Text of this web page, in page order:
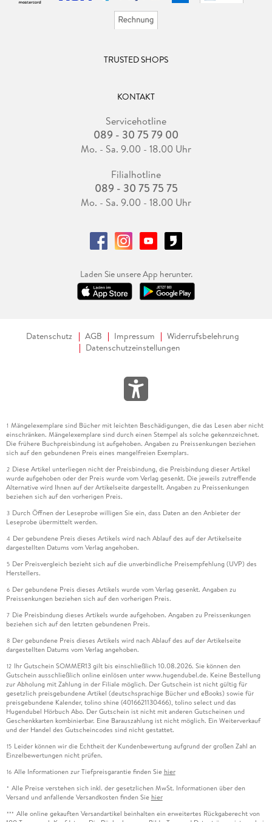
TRUSTED SHOPS
KONTAKT
Servicehotline
089 - 30 75 79 00
Mo. - Sa. 9.00 - 18.00 Uhr
Filialhotline
089 - 30 75 75 75
Mo. - Sa. 9.00 - 18.00 Uhr
Laden Sie unsere App herunter.
Datenschutz AGB Impressum
Widerrufsbelehrung
Datenschutzeinstellungen
1 Mängelexemplare sind Bücher mit leichten Beschädigungen, die das Lesen aber nicht
einschränken. Mängelexemplare sind durch einen Stempel als solche gekennzeichnet.
Die frühere Buchpreisbindung ist aufgehoben. Angaben zu Preissenkungen beziehen
sich auf den gebundenen Preis eines mangelfreien Exemplars.
2 Diese Artikel unterliegen nicht der Preisbindung, die Preisbindung dieser Artikel
wurde aufgehoben oder der Preis wurde vom Verlag gesenkt. Die jeweils zutreffende
Alternative wird Ihnen auf der Artikelseite dargestellt. Angaben zu Preissenkungen
beziehen sich auf den vorherigen Preis.
3 Durch Öffnen der Leseprobe willigen Sie ein, dass Daten an den Anbieter der
Leseprobe übermittelt werden.
4 Der gebundene Preis dieses Artikels wird nach Ablauf des auf der Artikelseite
dargestellten Datums vom Verlag angehoben.
5 Der Preisvergleich bezieht sich auf die unverbindliche Preisempfehlung (UVP) des
Herstellers.
6 Der gebundene Preis dieses Artikels wurde vom Verlag gesenkt. Angaben zu
Preissenkungen beziehen sich auf den vorherigen Preis.
7 Die Preisbindung dieses Artikels wurde aufgehoben. Angaben zu Preissenkungen
beziehen sich auf den letzten gebundenen Preis.
8 Der gebundene Preis dieses Artikels wird nach Ablauf des auf der Artikelseite
dargestellten Datums vom Verlag angehoben.
12 Ihr Gutschein SOMMER13 gilt bis einschließlich 10.08.2026. Sie können den
Gutschein ausschließlich online einlösen unter www.hugendubel.de. Keine Bestellung
zur Abholung mit Zahlung in der Filiale möglich. Der Gutschein ist nicht gültig für
gesetzlich preisgebundene Artikel (deutschsprachige Bücher und eBooks) sowie für
preisgebundene Kalender, tolino shine (4016621130466), tolino select und das
Hugendubel Hörbuch Abo. Der Gutschein ist nicht mit anderen Gutscheinen und
Geschenkkarten kombinierbar. Eine Barauszahlung ist nicht möglich. Ein Weiterverkauf
und der Handel des Gutscheincodes sind nicht gestattet.
15 Leider können wir die Echtheit der Kundenbewertung aufgrund der großen Zahl an
Einzelbewertungen nicht prüfen.
16 Alle Informationen zur Tiefpreisgarantie finden Sie hier
* Alle Preise verstehen sich inkl. der gesetzlichen MwSt. Informationen über den
Versand und anfallende Versandkosten finden Sie hier
*** Alle online gekauften Versandartikel beinhalten ein erweitertes Rückgaberecht von